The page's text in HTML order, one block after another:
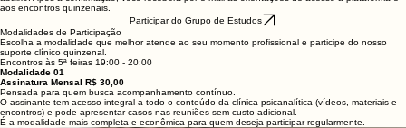
aos encontros quinzenais.
Participar do Grupo de Estudos
Modalidades de Participação
Escolha a modalidade que melhor atende ao seu momento profissional e participe do nosso
suporte clínico quinzenal.
Encontros às 5ª feiras 19:00 - 20:00
Modalidade 01
Assinatura Mensal R$ 30,00
Pensada para quem busca acompanhamento contínuo.
O assinante tem acesso integral a todo o conteúdo da clínica psicanalítica (vídeos, materiais e
encontros) e pode apresentar casos nas reuniões sem custo adicional.
É a modalidade mais completa e econômica para quem deseja participar regularmente.